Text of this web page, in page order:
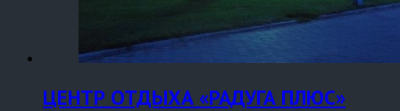
ЦЕНТР ОТДЫХА «РАДУГА ПЛЮС»